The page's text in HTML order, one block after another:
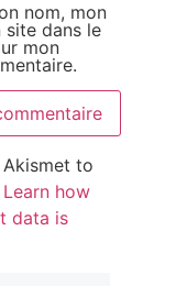
nom, mon
dans le
mon
to
Learn how
data is